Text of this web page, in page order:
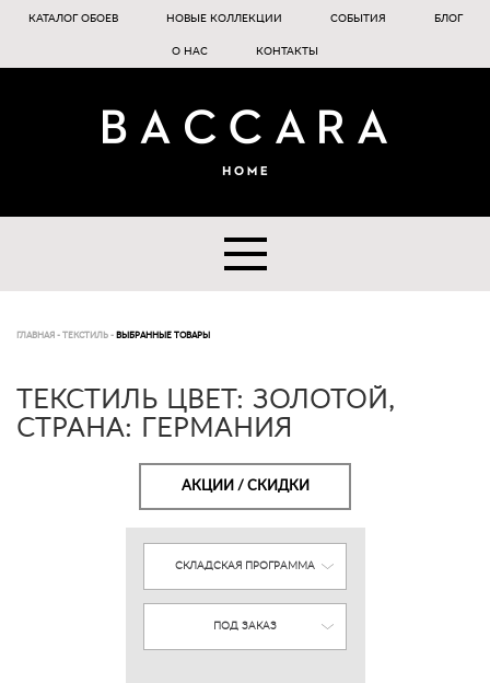
КАТАЛОГ ОБОЕВ НОВЫЕ КОЛЛЕКЦИИ СОБЫТИЯ БЛОГ
О НАС КОНТАКТЫ
ГЛАВНАЯ - ТЕКСТИЛЬ - ВЫБРАННЫЕ ТОВАРЫ
ТЕКСТИЛЬ ЦВЕТ: ЗОЛОТОЙ,
СТРАНА: ГЕРМАНИЯ
АКЦИИ / СКИДКИ
СКЛАДСКАЯ ПРОГРАММА
ПОД ЗАКАЗ